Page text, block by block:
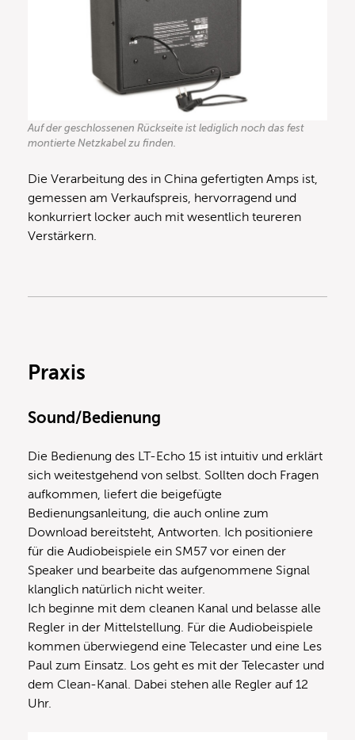
Auf der geschlossenen Rückseite ist lediglich noch das fest
montierte Netzkabel zu finden.
Die Verarbeitung des in China gefertigten Amps ist,
gemessen am Verkaufspreis, hervorragend und
konkurriert locker auch mit wesentlich teureren
Verstärkern.
Praxis
Sound/Bedienung
Die Bedienung des LT-Echo 15 ist intuitiv und erklärt
sich weitestgehend von selbst. Sollten doch Fragen
aufkommen, liefert die beigefügte
Bedienungsanleitung, die auch online zum
Download bereitsteht, Antworten. Ich positioniere
für die Audiobeispiele ein SM57 vor einen der
Speaker und bearbeite das aufgenommene Signal
klanglich natürlich nicht weiter.
Ich beginne mit dem cleanen Kanal und belasse alle
Regler in der Mittelstellung. Für die Audiobeispiele
kommen überwiegend eine Telecaster und eine Les
Paul zum Einsatz. Los geht es mit der Telecaster und
dem Clean-Kanal. Dabei stehen alle Regler auf 12
Uhr.